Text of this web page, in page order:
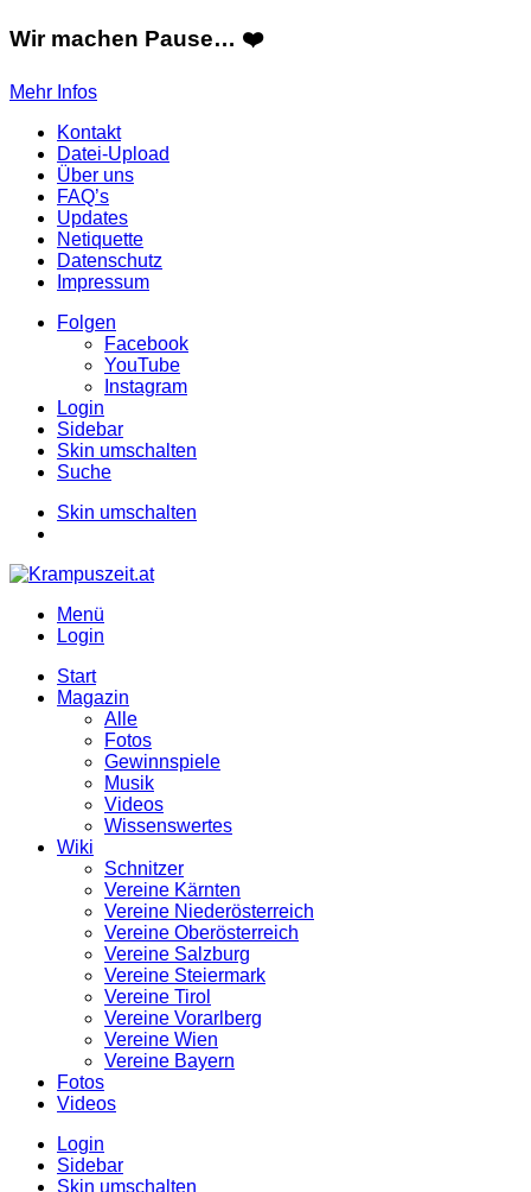
Wir machen Pause… ❤️
Mehr Infos
Kontakt
Datei-Upload
Über uns
FAQ’s
Updates
Netiquette
Datenschutz
Impressum
Folgen
Facebook
YouTube
Instagram
Login
Sidebar
Skin umschalten
Suche
Skin umschalten
Menü
Login
Start
Magazin
Alle
Fotos
Gewinnspiele
Musik
Videos
Wissenswertes
Wiki
Schnitzer
Vereine Kärnten
Vereine Niederösterreich
Vereine Oberösterreich
Vereine Salzburg
Vereine Steiermark
Vereine Tirol
Vereine Vorarlberg
Vereine Wien
Vereine Bayern
Fotos
Videos
Login
Sidebar
Skin umschalten